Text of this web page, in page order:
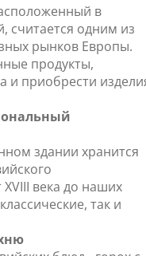
в
считается одним из
рынков Европы.
продукты,
и приобрести
здании хранится
XVIII века до наших
так и